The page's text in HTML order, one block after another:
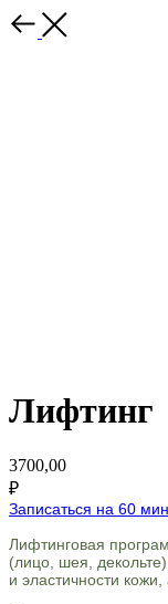
Лифтинг
3700,00
₽
Записаться на 60 мин
Лифтинговая
(лицо, шея,
и эластичности